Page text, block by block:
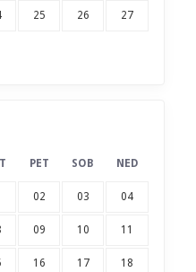
25 26 27
PET SOB NED
02 03 04
09 10 11
16 17 18